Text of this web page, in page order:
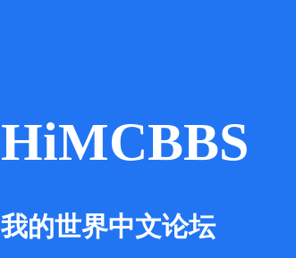
HiMCBBS
我的世界中文论坛